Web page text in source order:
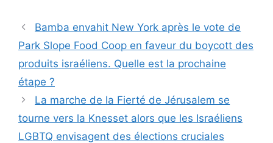
Bamba envahit New York après le vote de
Park Slope Food Coop en faveur du boycott des
produits israéliens. Quelle est la prochaine
étape ?
La marche de la Fierté de Jérusalem se
tourne vers la Knesset alors que les Israéliens
LGBTQ envisagent des élections cruciales